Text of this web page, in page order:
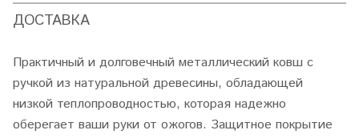
ДОСТАВКА
Практичный и долговечный металлический ковш с
ручкой из натуральной древесины, обладающей
низкой теплопроводностью, которая надежно
оберегает ваши руки от ожогов. Защитное покрытие